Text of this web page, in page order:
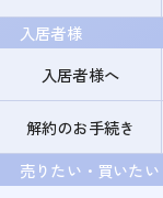
入居者様
入居者様へ
解約のお手続き
売りたい・買いたい